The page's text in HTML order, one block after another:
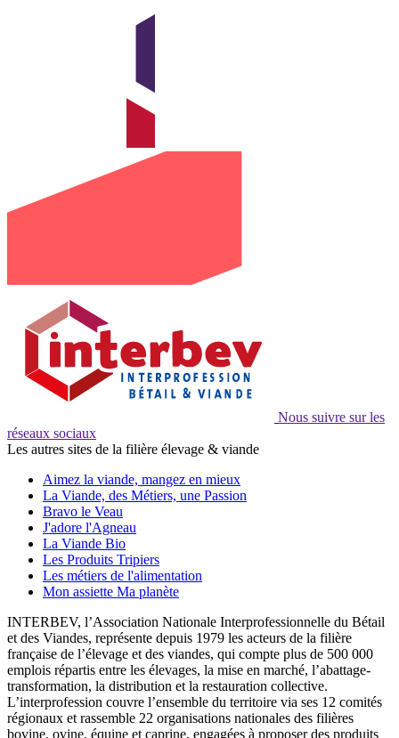
Nous suivre sur les
réseaux sociaux
Les autres sites de la filière élevage & viande
Aimez la viande, mangez en mieux
La Viande, des Métiers, une Passion
Bravo le Veau
J'adore l'Agneau
La Viande Bio
Les Produits Tripiers
Les métiers de l'alimentation
Mon assiette Ma planète
INTERBEV, l’Association Nationale Interprofessionnelle du Bétail
et des Viandes, représente depuis 1979 les acteurs de la filière
française de l’élevage et des viandes, qui compte plus de 500 000
emplois répartis entre les élevages, la mise en marché, l’abattage-
transformation, la distribution et la restauration collective.
L’interprofession couvre l’ensemble du territoire via ses 12 comités
régionaux et rassemble 22 organisations nationales des filières
bovine, ovine, équine et caprine, engagées à proposer des produits